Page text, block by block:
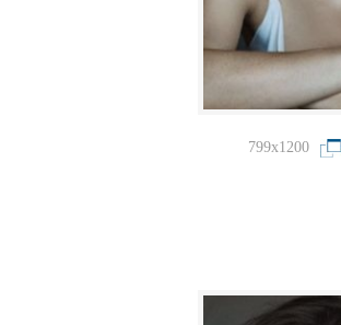
799x1200